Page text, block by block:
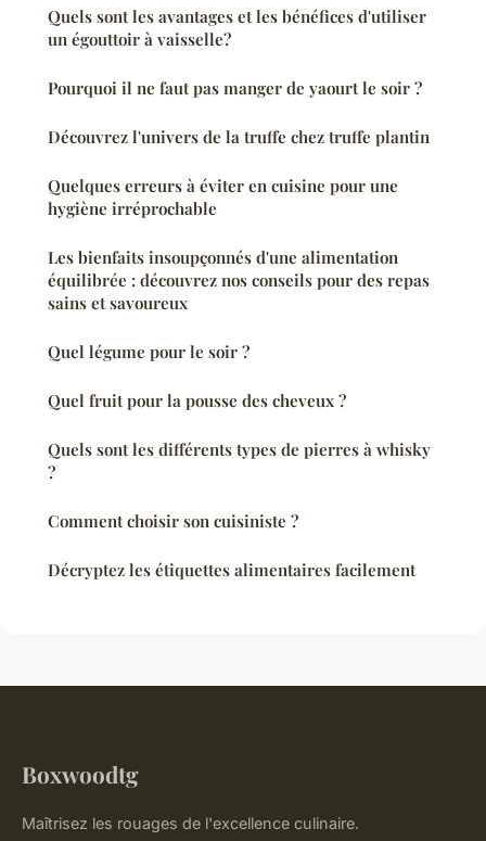
Quels sont les avantages et les bénéfices d'utiliser
un égouttoir à vaisselle?
Pourquoi il ne faut pas manger de yaourt le soir ?
Découvrez l'univers de la truffe chez truffe plantin
Quelques erreurs à éviter en cuisine pour une
hygiène irréprochable
Les bienfaits insoupçonnés d'une alimentation
équilibrée : découvrez nos conseils pour des repas
sains et savoureux
Quel légume pour le soir ?
Quel fruit pour la pousse des cheveux ?
Quels sont les différents types de pierres à whisky
?
Comment choisir son cuisiniste ?
Décryptez les étiquettes alimentaires facilement
Boxwoodtg
Maîtrisez les rouages de l'excellence culinaire.